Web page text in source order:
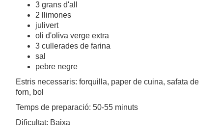
3 grans d'all
2 llimones
julivert
oli d'oliva verge extra
3 cullerades de farina
sal
pebre negre
Estris necessaris: forquilla, paper de cuina, safata de
forn, bol
Temps de preparació: 50-55 minuts
Dificultat: Baixa